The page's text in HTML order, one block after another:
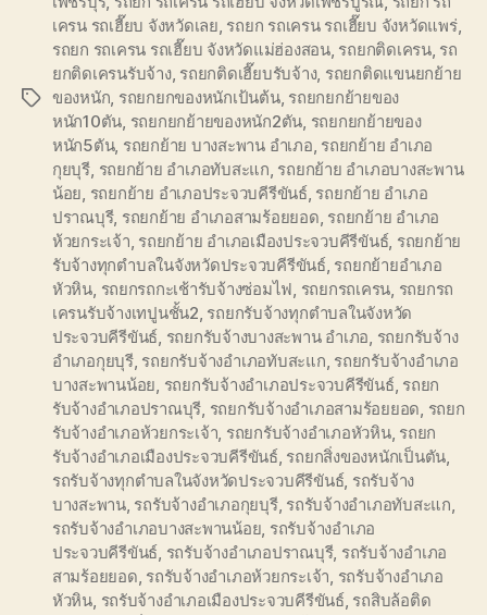
Tags
เครน รถเฮี๊ยบ จังหวัดเลย รถยก รถเครน รถเฮี๊ยบ จังหวัดแพร่,
รถยก รถเครน รถเฮี๊ยบ จังหวัดแม่ฮ่องสอน, รถยกติดเครน, รถ
ยกติดเครนรับจ้าง, รถยกติดเฮี๊ยบรับจ้าง, รถยกติดแขนยกย้าย
ของหนัก รถยกยกของหนักเป้นต้น, รถยกยกย้ายของ
หนัก10ตัน รถยกยกย้ายของหนัก2ตัน รถยกยกย้ายของ
หนัก5ตัน, รถยกย้าย บางสะพาน อำเภอ รถยกย้าย อำเภอ
กุยบุรี รถยกย้าย อำเภอทับสะแก รถยกย้าย อำเภอบางสะพาน
น้อย รถยกย้าย อำเภอประจวบคีรีขันธ์, รถยกย้าย อำเภอ
ปราณบุรี, รถยกย้าย อำเภอสามร้อยยอด รถยกย้าย อำเภอ
ห้วยกระเจ้า รถยกย้าย อำเภอเมืองประจวบคีรีขันธ์, รถยกย้าย
รับจ้างทุกตำบลในจังหวัดประจวบคีรีขันธ์, รถยกย้ายอำเภอ
หัวหิน รถยกรถกะเช้ารับจ้างซ่อมไฟ รถยกรถเครน รถยกรถ
เครนรับจ้างเทปูนชั้น2 รถยกรับจ้างทุกตำบลในจังหวัด
ประจวบคีรีขันธ์ รถยกรับจ้างบางสะพาน อำเภอ รถยกรับจ้าง
อำเภอกุยบุรี, รถยกรับจ้างอำเภอทับสะแก รถยกรับจ้างอำเภอ
บางสะพานน้อย รถยกรับจ้างอำเภอประจวบคีรีขันธ์, รถยก
รับจ้างอำเภอปราณบุรี รถยกรับจ้างอำเภอสามร้อยยอด รถยก
รับจ้างอำเภอห้วยกระเจ้า รถยกรับจ้างอำเภอหัวหิน, รถยก
รับจ้างอำเภอเมืองประจวบคีรีขันธ์, รถยกสิ่งของหนักเป็นตัน
รถรับจ้างทุกตำบลในจังหวัดประจวบคีรีขันธ์, รถรับจ้าง
บางสะพาน, รถรับจ้างอำเภอกุยบุรี, รถรับจ้างอำเภอทับสะแก
รถรับจ้างอำเภอบางสะพานน้อย รถรับจ้างอำเภอ
ประจวบคีรีขันธ์ รถรับจ้างอำเภอปราณบุรี, รถรับจ้างอำเภอ
สามร้อยยอด รถรับจ้างอำเภอห้วยกระเจ้า รถรับจ้างอำเภอ
หัวหิน รถรับจ้างอำเภอเมืองประจวบคีรีขันธ์, รถสิบล้อติด